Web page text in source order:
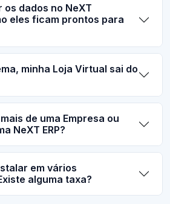
os dados no NeXT
eles ficam prontos para
minha Loja Virtual sai do
de uma Empresa ou
NeXT ERP?
em vários
alguma taxa?